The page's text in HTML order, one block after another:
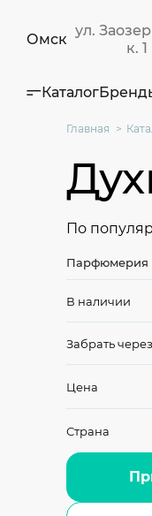
Омск
ул.
к. 1
Каталог
Главная
По
Парфюмерия
В наличии
Забрать
Цена
Страна